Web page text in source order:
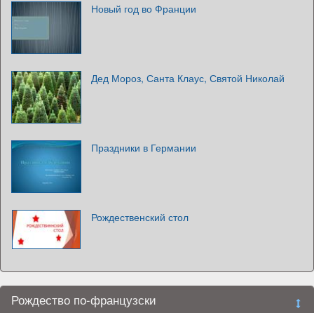
Новый год во Франции
Дед Мороз, Санта Клаус, Святой Николай
Праздники в Германии
Рождественский стол
Рождество по-французски